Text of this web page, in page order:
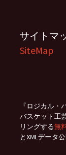
サイトマ
SiteMap
『ロジカル・
バスケット工
リングする無
とXMLデータ公